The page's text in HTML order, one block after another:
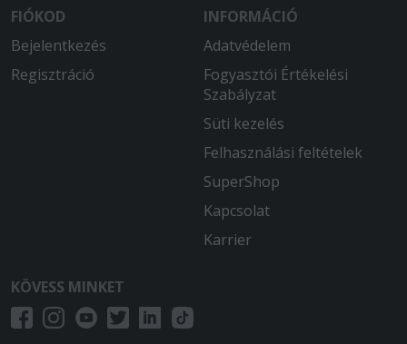
FIÓKOD
Bejelentkezés
Regisztráció
INFORMÁCIÓ
Adatvédelem
Fogyasztói Értékelési
Szabályzat
Süti kezelés
Felhasználási feltételek
SuperShop
Kapcsolat
Karrier
KÖVESS MINKET